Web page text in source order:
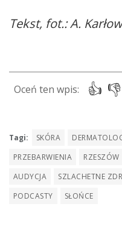
Tekst, fot.: A.
Tagi: SKÓRA
PRZEBARWIENIA
RZESZÓW
AUDYCJA
SZLACHETNE
PODCASTY
SŁOŃCE